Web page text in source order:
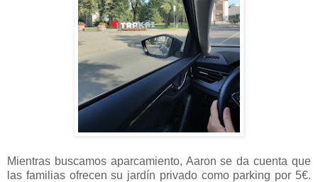
Mientras buscamos aparcamiento, Aaron se da cuenta que
las familias ofrecen su jardín privado como parking por 5€.